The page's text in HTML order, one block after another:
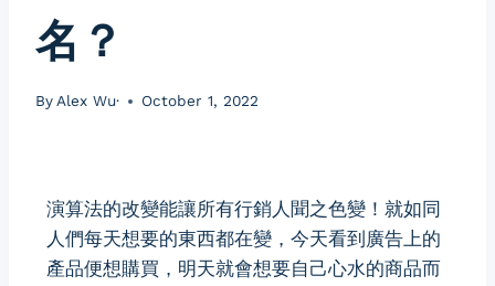
名？
By Alex Wu· October 1, 2022
演算法的改變能讓所有行銷人聞之色變！就如同
人們每天想要的東西都在變，今天看到廣告上的
產品便想購買，明天就會想要自己心水的商品而